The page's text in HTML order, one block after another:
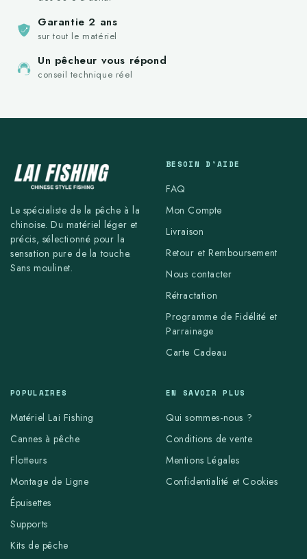
Garantie 2 ans
sur tout le matériel
Un pêcheur vous répond
conseil technique réel
Le spécialiste de la pêche à la
chinoise. Du matériel léger et
précis, sélectionné pour la
sensation pure de la touche.
Sans moulinet.
BESOIN D'AIDE
FAQ
Mon Compte
Livraison
Retour et Remboursement
Nous contacter
Rétractation
Programme de Fidélité et
Parrainage
Carte Cadeau
POPULAIRES
Matériel Lai Fishing
Cannes à pêche
Flotteurs
Montage de Ligne
Épuisettes
Supports
Kits de pêche
EN SAVOIR PLUS
Qui sommes-nous ?
Conditions de vente
Mentions Légales
Confidentialité et Cookies